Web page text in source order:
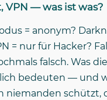
VPN — was ist was?
= anonym?
= nur für Hacker?
falsch. Was
bedeuten — und
niemanden schützt,